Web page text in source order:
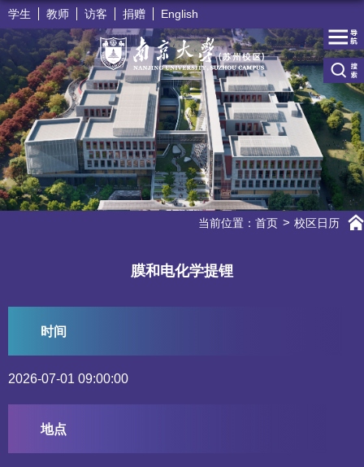
学生 教师 访客 捐赠 English
当前位置： 首页 校区日历
膜和电化学提锂
时间
2026-07-01 09:00:00
地点